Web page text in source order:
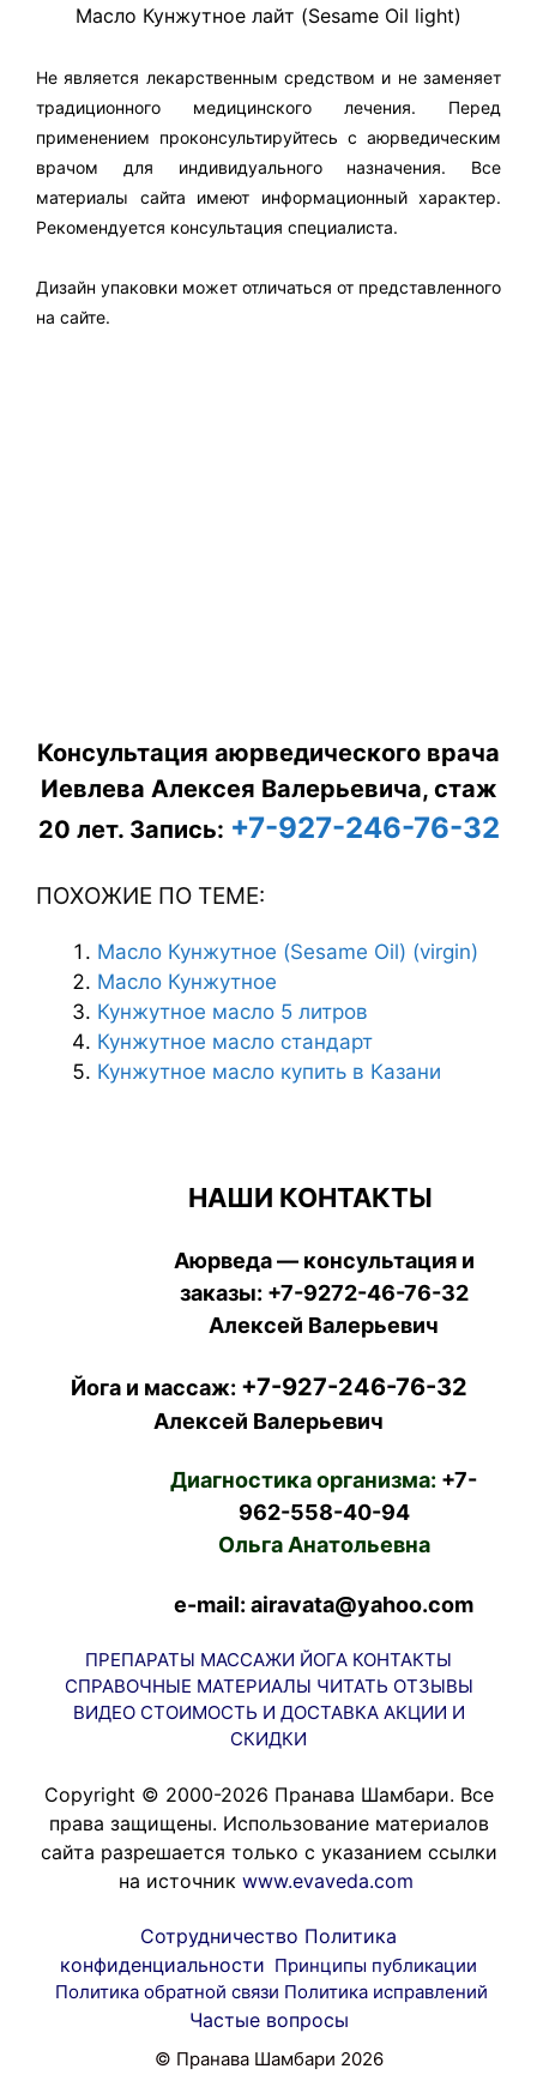
Масло Кунжутное лайт (Sesame Oil light)
Не является лекарственным средством и не заменяет
традиционного медицинского лечения. Перед
применением проконсультируйтесь с аюрведическим
врачом для индивидуального назначения. Все
материалы сайта имеют информационный характер.
Рекомендуется консультация специалиста.
Дизайн упаковки может отличаться от представленного
на сайте.
Консультация аюрведического врача
Иевлева Алексея Валерьевича, стаж
20 лет. Запись: +7-927-246-76-32
ПОХОЖИЕ ПО ТЕМЕ:
Масло Кунжутное (Sesame Oil) (virgin)
Масло Кунжутное
Кунжутное масло 5 литров
Кунжутное масло стандарт
Кунжутное масло купить в Казани
НАШИ КОНТАКТЫ
Аюрведа — консультация и
заказы: +7-9272-46-76-32
Алексей Валерьевич
Йога и массаж: +7-927-246-76-32
Алексей Валерьевич
Диагностика организма: +7-
962-558-40-94
Ольга Анатольевна
e-mail: airavata@yahoo.com
ПРЕПАРАТЫ МАССАЖИ ЙОГА КОНТАКТЫ
СПРАВОЧНЫЕ МАТЕРИАЛЫ ЧИТАТЬ ОТЗЫВЫ
ВИДЕО СТОИМОСТЬ И ДОСТАВКА АКЦИИ И
СКИДКИ
Copyright © 2000-2026 Пранава Шамбари. Все
права защищены. Использование материалов
сайта разрешается только с указанием ссылки
на источник www.evaveda.com
Сотрудничество Политика
конфиденциальности Принципы публикации
Политика обратной связи Политика исправлений
Частые вопросы
© Пранава Шамбари 2026